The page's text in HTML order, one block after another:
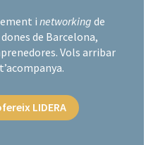
i networking de
de Barcelona,
Vols arribar
LIDERA